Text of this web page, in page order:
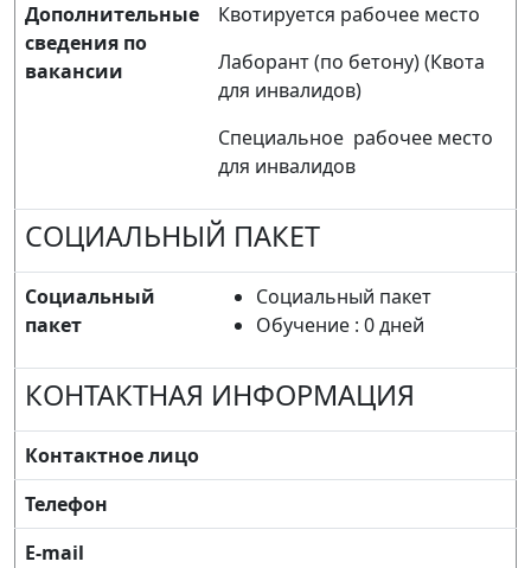
Дополнительные
сведения по
вакансии
Квотируется рабочее место
Лаборант (по бетону) (Квота
для инвалидов)
Специальное рабочее место
для инвалидов
СОЦИАЛЬНЫЙ ПАКЕТ
Социальный
пакет
Социальный пакет
Обучение : 0 дней
КОНТАКТНАЯ ИНФОРМАЦИЯ
Контактное лицо
Телефон
E-mail